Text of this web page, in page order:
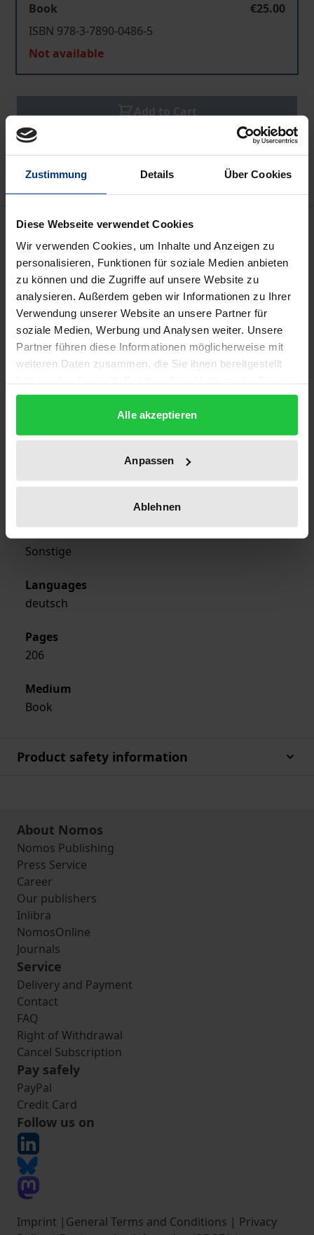
Zustimmung Details Über Cookies
Diese Webseite verwendet Cookies
Wir verwenden Cookies, um Inhalte und Anzeigen zu
personalisieren, Funktionen für soziale Medien anbieten
zu können und die Zugriffe auf unsere Website zu
analysieren. Außerdem geben wir Informationen zu Ihrer
Verwendung unserer Website an unsere Partner für
soziale Medien, Werbung und Analysen weiter. Unsere
Partner führen diese Informationen möglicherweise mit
weiteren Daten zusammen, die Sie ihnen bereitgestellt
gesammelt haben.
Alle akzeptieren
Anpassen
Ablehnen
Book
€25.00
ISBN 978-3-7890-0486-5
Not available
Add to Cart
Add to Wish List
Delivery cost notice
Bibliographical data
Edition
1
ISBN
978-3-7890-0486-5
Nov 6, 1979
Publisher
Sonstige
Languages
deutsch
Pages
206
Medium
Book
Product safety information
About Nomos
Nomos Publishing
Press Service
Career
Our publishers
Inlibra
NomosOnline
Journals
Service
Delivery and Payment
Contact
FAQ
Right of Withdrawal
Cancel Subscription
Pay safely
PayPal
Credit Card
Follow us on
Imprint | General Terms and Conditions | Privacy